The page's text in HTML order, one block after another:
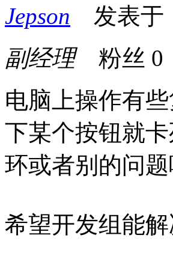
Jepson 发表于
副经理粉丝 0
电脑上操作有
下某个按钮就
环或者别的问题
希望开发组能